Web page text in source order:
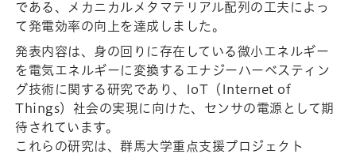
である、メカニカルメタマテリアル配列の工夫によっ
て発電効率の向上を達成しました。
発表内容は、身の回りに存在している微小エネルギー
を電気エネルギーに変換するエナジーハーベスティン
グ技術に関する研究であり、IoT（Internet of
Things）社会の実現に向けた、センサの電源として期
待されています。
これらの研究は、群馬大学重点支援プロジェクト